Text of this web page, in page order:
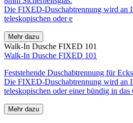
Die FIXED-Duschabtrennung wird an
teleskopischen oder e
Mehr dazu
Walk-In Dusche FIXED 101
Walk-In Dusche FIXED 101
Feststehende Duschabtrennung für
Die FIXED-Duschabtrennung wird an
teleskopischen oder einer bündig in das
Mehr dazu